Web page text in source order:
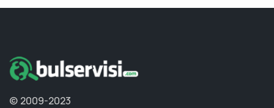
© 2009-2023